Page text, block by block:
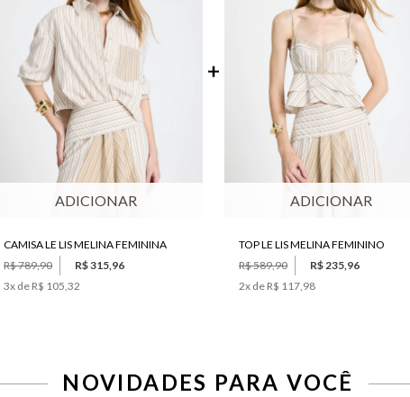
ADICIONAR
CAMISA LE LIS MELINA FEMININA
R$ 789,90
R$ 315,96
3x de R$ 105,32
ADICIONAR
TOP LE LIS MELINA FEMININO
R$ 589,90
R$ 235,96
2x de R$ 117,98
NOVIDADES PARA VOCÊ